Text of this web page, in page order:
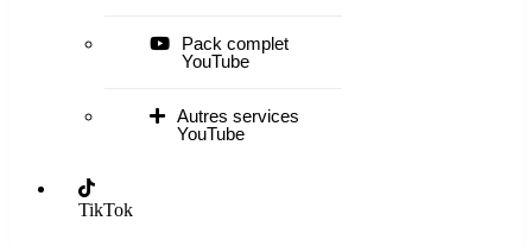
Pack complet
YouTube
Autres services
YouTube
TikTok